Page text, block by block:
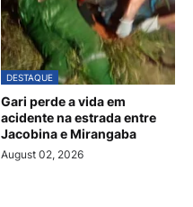
DESTAQUE
Gari perde a vida em
acidente na estrada entre
Jacobina e Mirangaba
August 02, 2026